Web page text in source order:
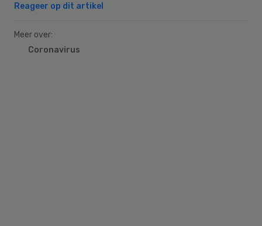
Reageer op dit artikel
Meer over:
Coronavirus